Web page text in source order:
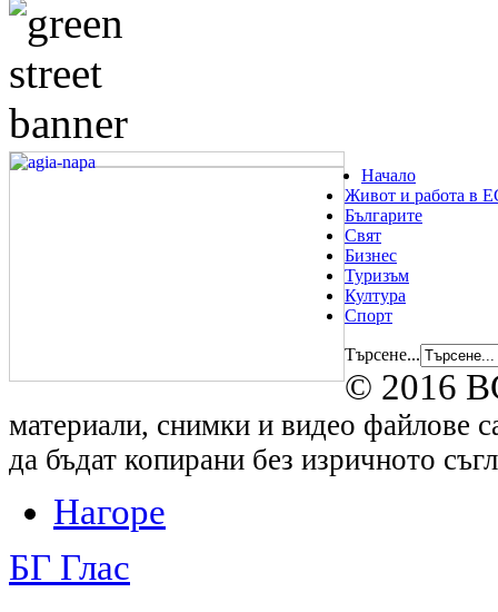
Начало
Живот и работа в
Българите
Свят
Бизнес
Туризъм
Култура
Спорт
Търсене...
© 2016
материали, снимки и видео файлове
да бъдат копирани без изричното
Нагоре
БГ Глас